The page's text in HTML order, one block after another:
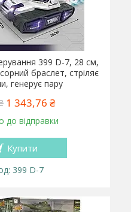
399 D-7, 28 см,
браслет, стріляє
генерує пару
1 343,76 ₴
до відправки
Купити
399 D-7